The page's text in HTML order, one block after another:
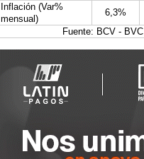
Inflación (Var%
mensual)
6,3%
Fuente: BCV - BVC